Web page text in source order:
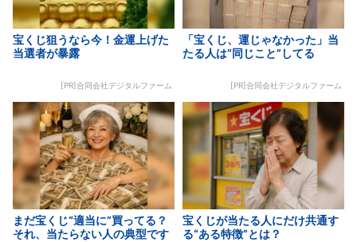
宝くじ狙うなら今！金運上げた
当選者が暴露
[PR]合同会社デジタルファーム
「宝くじ、運じゃなかった」当
たる人は“同じこと”してる
[PR]合同会社デジタルファーム
まだ宝くじ“適当に”買ってる？
それ、当たらない人の典型です
宝くじが当たる人にだけ共通す
る“ある特徴”とは？